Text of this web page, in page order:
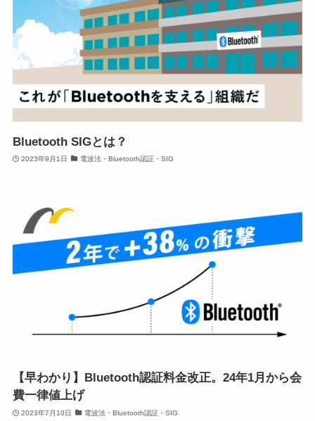
Bluetooth SIGとは？
2023年9月1日 電波法・Bluetooth認証・SIG
【早わかり】Bluetooth認証料金改正。24年1月から会
費一律値上げ
2023年7月10日 電波法・Bluetooth認証・SIG